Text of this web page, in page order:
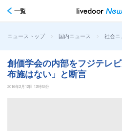
一覧
ニューストップ > 国内ニュース > 社会ニ
創価学会の内部をフジテレ
布施はない」と断言
2016年2月12日 12時53分